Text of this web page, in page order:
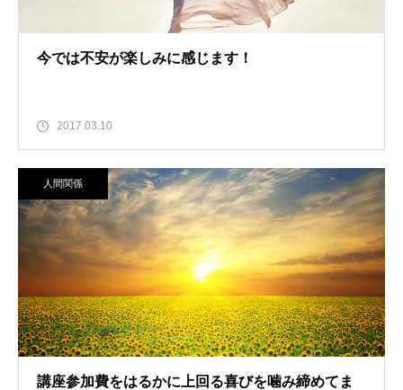
今では不安が楽しみに感じます！
2017.03.10
人間関係
講座参加費をはるかに上回る喜びを噛み締めてま